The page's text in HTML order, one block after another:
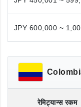
JPY 600,000 ~
रेमिट्यान्स रकम